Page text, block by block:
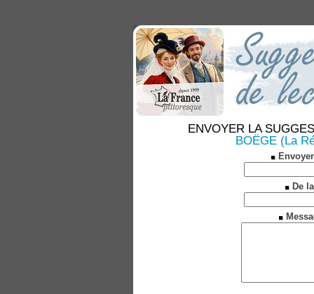
ENVOYER LA
BOËGE (La
De